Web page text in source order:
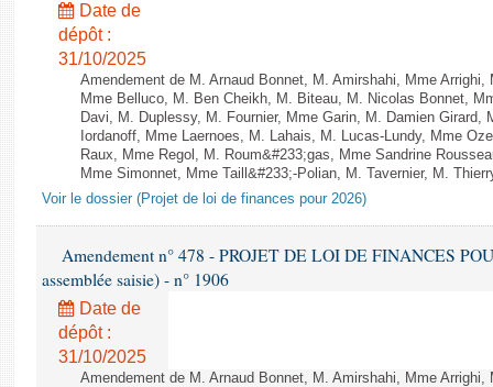
Date de
dépôt :
31/10/2025
Amendement de M. Arnaud Bonnet, M. Amirshahi, Mme
Mme Belluco, M. Ben Cheikh, M. Biteau, M. Nicolas Bonnet,
Davi, M. Duplessy, M. Fournier, Mme Garin, M. Damien Girard,
Iordanoff, Mme Laernoes, M. Lahais, M. Lucas-Lundy, Mme
Raux, Mme Regol, M. Roum&#233;gas, Mme Sandrine
Mme Simonnet, Mme Taill&#233;-Polian, M. Tavernier, M.
Voir le dossier (Projet de loi de finances pour 2026)
Amendement n° 478 - PROJET DE LOI DE FINANCES
assemblée saisie) - n° 1906
Date de
dépôt :
31/10/2025
Amendement de M. Arnaud Bonnet, M. Amirshahi, Mme